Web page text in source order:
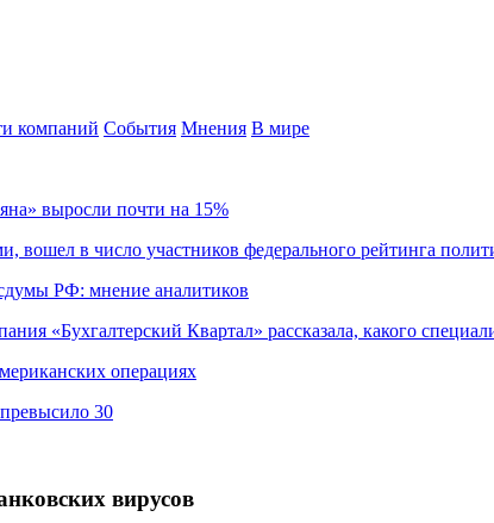
компаний События Мнения В мире
выросли почти на 15%
в число участников федерального рейтинга
РФ: мнение аналитиков
«Бухгалтерский Квартал» рассказала, какого
операциях
превысило 30
вирусов